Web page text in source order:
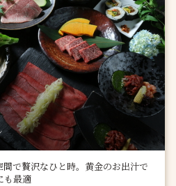
で贅沢なひと時。黄金のお出汁で
も最適